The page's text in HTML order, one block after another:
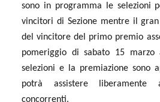
sono in programma le selezioni
vincitori di Sezione mentre il gran
del vincitore del primo premio
pomeriggio di sabato 15
selezioni e la premiazione sono
potrà assistere liberamente
concorrenti.